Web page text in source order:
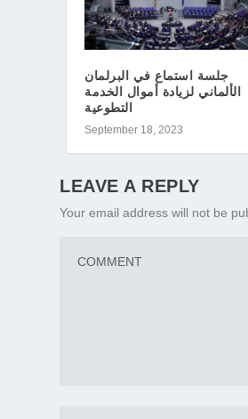
جلسة استماع في البرلمان
الألماني لزيادة أموال الخدمة
التطوعية
September 18, 2023
LEAVE A REPLY
Your email address will not be